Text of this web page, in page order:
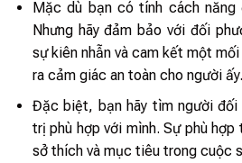
Mặc dù bạn có tính cách năng
Nhưng hãy đảm bảo với đối
sự kiên nhẫn và cam kết một
ra cảm giác an toàn cho người ấy.
Đặc biệt, bạn hãy tìm người
trị phù hợp với mình. Sự phù
sở thích và mục tiêu trong cuộc